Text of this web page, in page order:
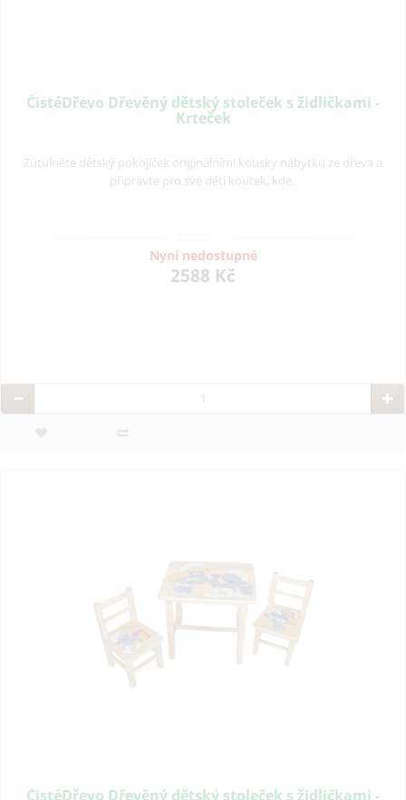
ČistéDřevo Dřevěný dětský stoleček s židličkami -
Krteček
Zútulněte dětský pokojíček originálními kousky nábytku ze dřeva a
připravte pro své děti koutek, kde..
Nyní nedostupné
2588 Kč
ČistéDřevo Dřevěný dětský stoleček s židličkami -